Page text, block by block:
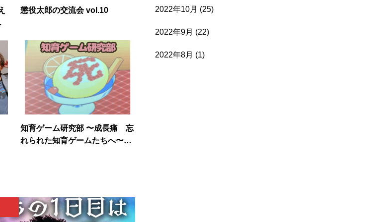
懲役太郎の交流会 vol.10
知育ゲーム研究部 〜成長痛 忘
れられた知育ゲームたちへ〜6
2022年10月 (25)
2022年9月 (22)
2022年8月 (1)